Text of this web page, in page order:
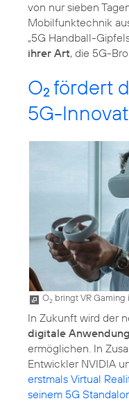
von nur sieben
Mobilfunktechnik
„5G Handball-
ihrer Art, die 5G-
O2 fördert
5G-
O2 bringt VR
In Zukunft wird der
digitale
ermöglichen. In
Entwickler NVIDIA
erstmals Virtual
seinem 5G